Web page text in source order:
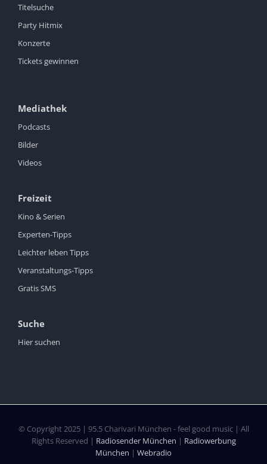
Titelsuche
Party Hitmix
Konzerte
Tickets gewinnen
Mediathek
Podcasts
Bilder
Videos
Freizeit
Kino & Serien
Experten-Tipps
Leichter leben Tipps
Veranstaltungs-Tipps
Gratis SMS
Suche
Hier suchen
© Copyright 2025 | 95.5 Charivari München - feel good music | All
Rights Reserved | Radiosender München | Radiowerbung
München | Webradio